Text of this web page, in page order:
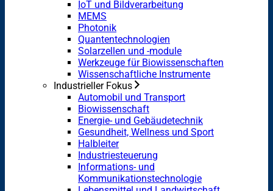
IoT und Bildverarbeitung
MEMS
Photonik
Quantentechnologien
Solarzellen und -module
Werkzeuge für Biowissenschaften
Wissenschaftliche Instrumente
Industrieller Fokus
Automobil und Transport
Biowissenschaft
Energie- und Gebäudetechnik
Gesundheit, Wellness und Sport
Halbleiter
Industriesteuerung
Informations- und
Kommunikationstechnologie